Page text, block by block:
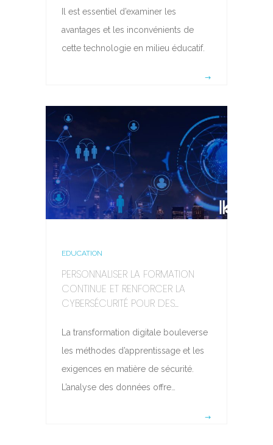
Il est essentiel d’examiner les
avantages et les inconvénients de
cette technologie en milieu éducatif.
EDUCATION
PERSONNALISER LA FORMATION
CONTINUE ET RENFORCER LA
CYBERSÉCURITÉ POUR DES...
La transformation digitale bouleverse
les méthodes d’apprentissage et les
exigences en matière de sécurité.
L’analyse des données offre…